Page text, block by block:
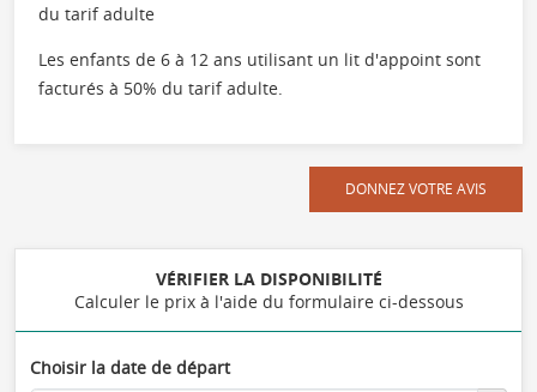
du tarif adulte
Les enfants de 6 à 12 ans utilisant un lit d'appoint sont
facturés à 50% du tarif adulte.
DONNEZ VOTRE AVIS
VÉRIFIER LA DISPONIBILITÉ
Calculer le prix à l'aide du formulaire ci-dessous
Choisir la date de départ